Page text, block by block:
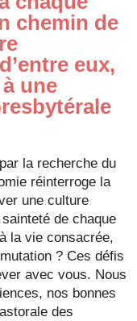
chemin de
eux,
une
la recherche du
réinterroge la
une culture
de chaque
la vie consacrée,
? Ces défis
avec vous. Nous
nos bonnes
des